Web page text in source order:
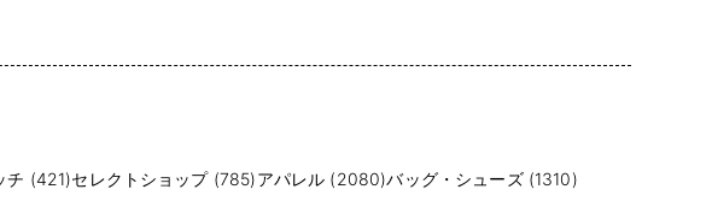
チ (421)セレクトショップ (785)アパレル (2080)バッグ・シューズ (1310)